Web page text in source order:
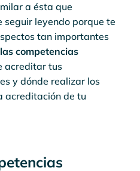
a ésta que
seguir leyendo porque te
tan importantes
competencias
acreditar tus
y dónde realizar los
acreditación de tu